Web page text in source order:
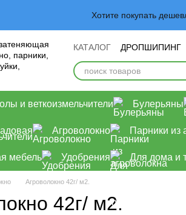
Хотите покупать
КАТАЛОГ ДРОПШИПИНГ
Обмен и возврат
и веткоизмельчители Булерьяны
Агроволокно Парники из
мебель Удобрения Для дома и
Агроволокно 42г/ м2.
42г/ м2.